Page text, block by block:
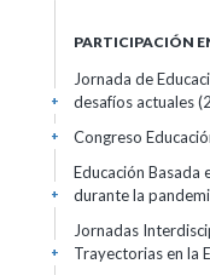
PARTICIPACIÓN
Jornada de
desafíos actuales
+
Congreso
+
Educación Basada
durante la
+
Jornadas
Trayectorias en la
+